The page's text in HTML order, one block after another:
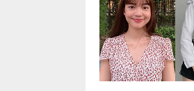
올린 UHSN Oline
멤버이자..